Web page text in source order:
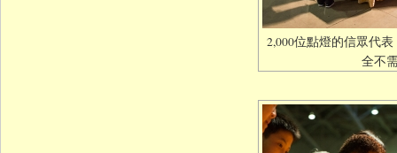
2,000位點燈的信眾代
全不